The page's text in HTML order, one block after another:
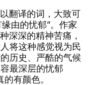
翻译的词，大致可
由的忧郁”。作家
深深的精神苦痛，
将这种感觉视为民
历史、严酷的气候
最深层的忧郁
有颜色。